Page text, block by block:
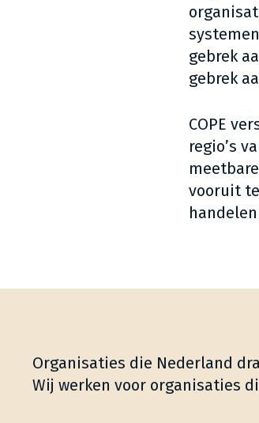
gebrek
gebrek
COPE
regio’s
vooruit
Organisaties die Nederland
Wij werken voor organisaties